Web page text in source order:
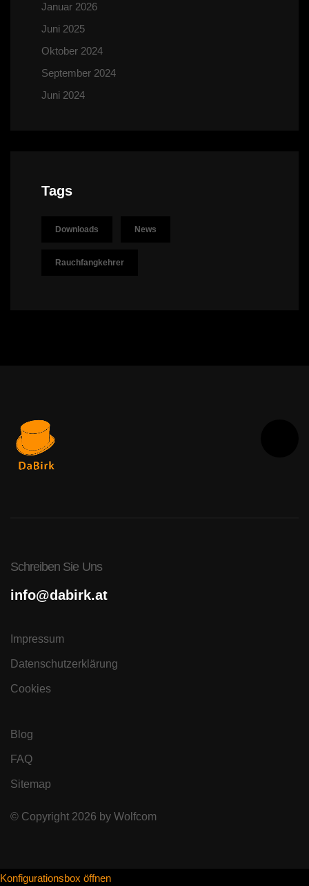
Januar 2026
Juni 2025
Oktober 2024
September 2024
Juni 2024
Tags
Downloads News
Rauchfangkehrer
Schreiben Sie Uns
info@dabirk.at
Impressum
Datenschutzerklärung
Cookies
Blog
FAQ
Sitemap
© Copyright 2026 by Wolfcom
Konfigurationsbox öffnen